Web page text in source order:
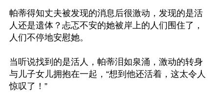
帕蒂得知丈夫被发现的消息后很激动，发现的是活
人还是遗体？忐忑不安的她被岸上的人们围住了，
人们不停地安慰她。
当听说找到的是活人，帕蒂泪如泉涌，激动的转身
与儿子女儿拥抱在一起，“想到他还活着，这太令人
惊叹了！”